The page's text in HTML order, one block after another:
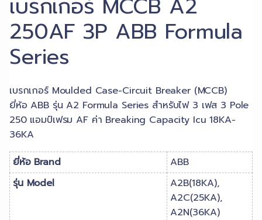
เบรกเกอร์ MCCB A2
250AF 3P ABB Formula
Series
เบรกเกอร์ Moulded Case-Circuit Breaker (MCCB)
ยี่ห้อ ABB รุ่น A2 Formula Series สำหรับไฟ 3 เฟส 3 Pole
250 แอมป์เฟรม AF ค่า Breaking Capacity Icu 18KA-
36KA
ยี่ห้อ Brand
ABB
รุ่น Model
A2B(18KA),
A2C(25KA),
A2N(36KA)